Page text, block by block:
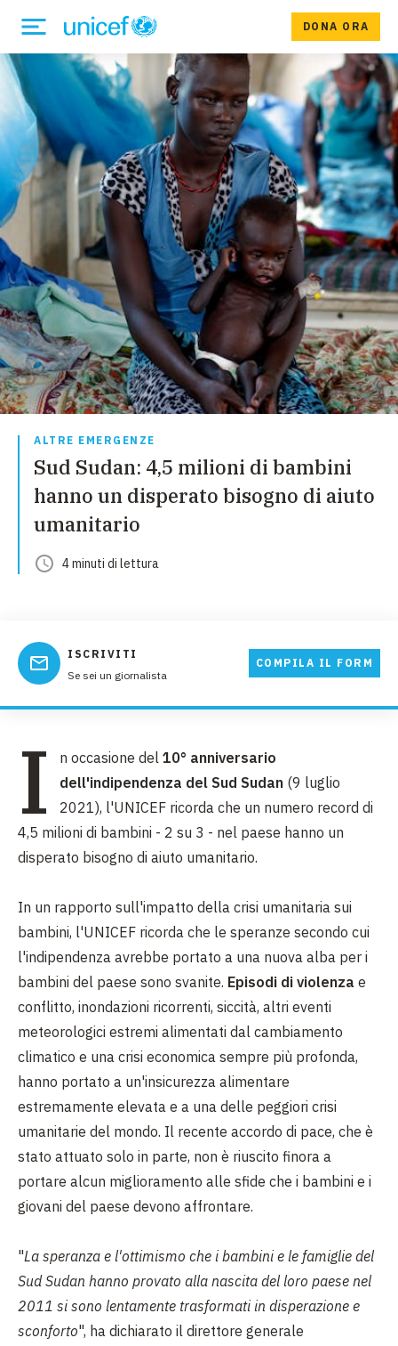
DONA ORA
ALTRE EMERGENZE
Sud Sudan: 4,5 milioni di bambini
hanno un disperato bisogno di aiuto
umanitario
4minuti di lettura
ISCRIVITI
Se sei un giornalista
COMPILA IL FORM
I n occasione del 10° anniversario
dell'indipendenza del Sud Sudan (9 luglio
2021), l'UNICEF ricorda che un numero record di
4,5 milioni di bambini - 2 su 3 - nel paese hanno un
disperato bisogno di aiuto umanitario.
In un rapporto sull'impatto della crisi umanitaria sui
bambini, l'UNICEF ricorda che le speranze secondo cui
l'indipendenza avrebbe portato a una nuova alba per i
bambini del paese sono svanite. Episodi di violenza e
conflitto, inondazioni ricorrenti, siccità, altri eventi
meteorologici estremi alimentati dal cambiamento
climatico e una crisi economica sempre più profonda,
hanno portato a un'insicurezza alimentare
estremamente elevata e a una delle peggiori crisi
umanitarie del mondo. Il recente accordo di pace, che è
stato attuato solo in parte, non è riuscito finora a
portare alcun miglioramento alle sfide che i bambini e i
giovani del paese devono affrontare.
"La speranza e l'ottimismo che i bambini e le famiglie del
Sud Sudan hanno provato alla nascita del loro paese nel
2011 si sono lentamente trasformati in disperazione e
sconforto", ha dichiarato il direttore generale